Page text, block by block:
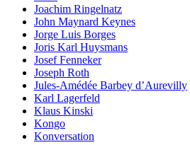
Joachim Ringelnatz
John Maynard Keynes
Jorge Luis Borges
Joris Karl Huysmans
Josef Fenneker
Joseph Roth
Jules-Amédée Barbey d’Aurevilly
Karl Lagerfeld
Klaus Kinski
Kongo
Konversation